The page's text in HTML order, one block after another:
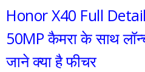
Honor X40 Full
50MP कैमरा के साथ
जाने क्या है फीचर